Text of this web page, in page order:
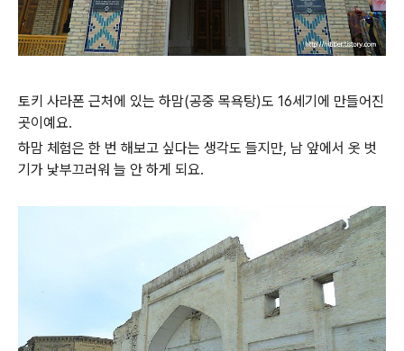
토키 사라폰 근처에 있는 하맘(공중 목욕탕)도 16세기에 만들어진
곳이예요.
하맘 체험은 한 번 해보고 싶다는 생각도 들지만, 남 앞에서 옷 벗
기가 낯부끄러워 늘 안 하게 되요.